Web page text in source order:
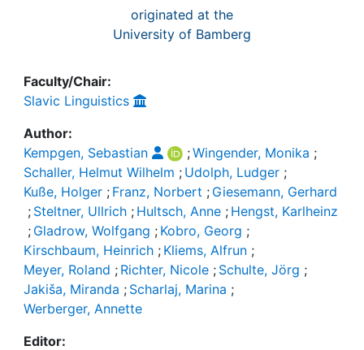
originated at the
University of Bamberg
Faculty/Chair:
Slavic Linguistics
Author:
Kempgen, Sebastian
;Wingender, Monika ;
Schaller, Helmut Wilhelm ; Udolph, Ludger ;
Kuße, Holger ; Franz, Norbert ; Giesemann, Gerhard
; Steltner, Ullrich ; Hultsch, Anne ; Hengst, Karlheinz
; Gladrow, Wolfgang ; Kobro, Georg ;
Kirschbaum, Heinrich ; Kliems, Alfrun ;
Meyer, Roland ; Richter, Nicole ; Schulte, Jörg ;
Jakiša, Miranda ; Scharlaj, Marina ;
Werberger, Annette
Editor: